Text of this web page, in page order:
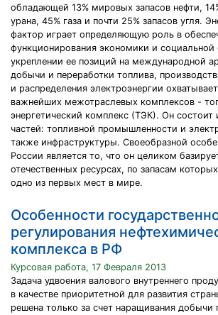
обладающей 13% мировых запасов нефти,
урана, 45% газа и почти 25% запасов угля.
фактор играет определяющую роль в
функционирования экономики и
укреплении ее позиций на международной
добычи и переработки топлива,
и распределения электроэнергии
важнейших межотраслевых комплексов -
энергетический комплекс (ТЭК). Он состоит
частей: топливной промышленности и
также инфраструктуры. Своеобразной
России является то, что он целиком
отечественных ресурсах, по запасам
одно из первых мест в мире.
Особенности
регулирования
комплекса в РФ
Курсовая работа, 17 Февраля 2013
Задача удвоения валового внутреннего
в качестве приоритетной для развития
решена только за счет наращивания добычи